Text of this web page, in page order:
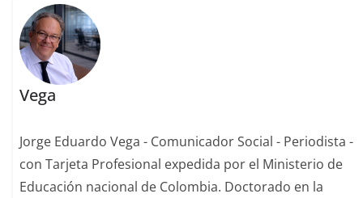
Vega
Jorge Eduardo Vega - Comunicador Social - Periodista -
con Tarjeta Profesional expedida por el Ministerio de
Educación nacional de Colombia. Doctorado en la